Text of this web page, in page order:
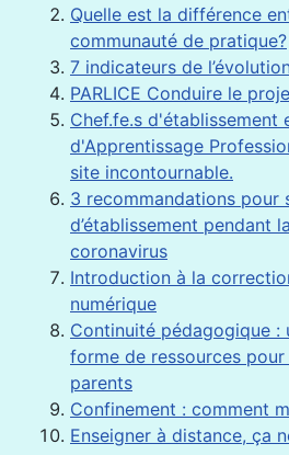
Quelle est la différence
communauté de pratique?
7 indicateurs de
PARLICE Conduire le
Chef.fe.s d'établissement
d'Apprentissage
site incontournable.
3 recommandations pour
d’établissement pendant
coronavirus
Introduction à la
numérique
Continuité pédagogique :
forme de ressources
parents
Confinement : comment
Enseigner à distance, ça